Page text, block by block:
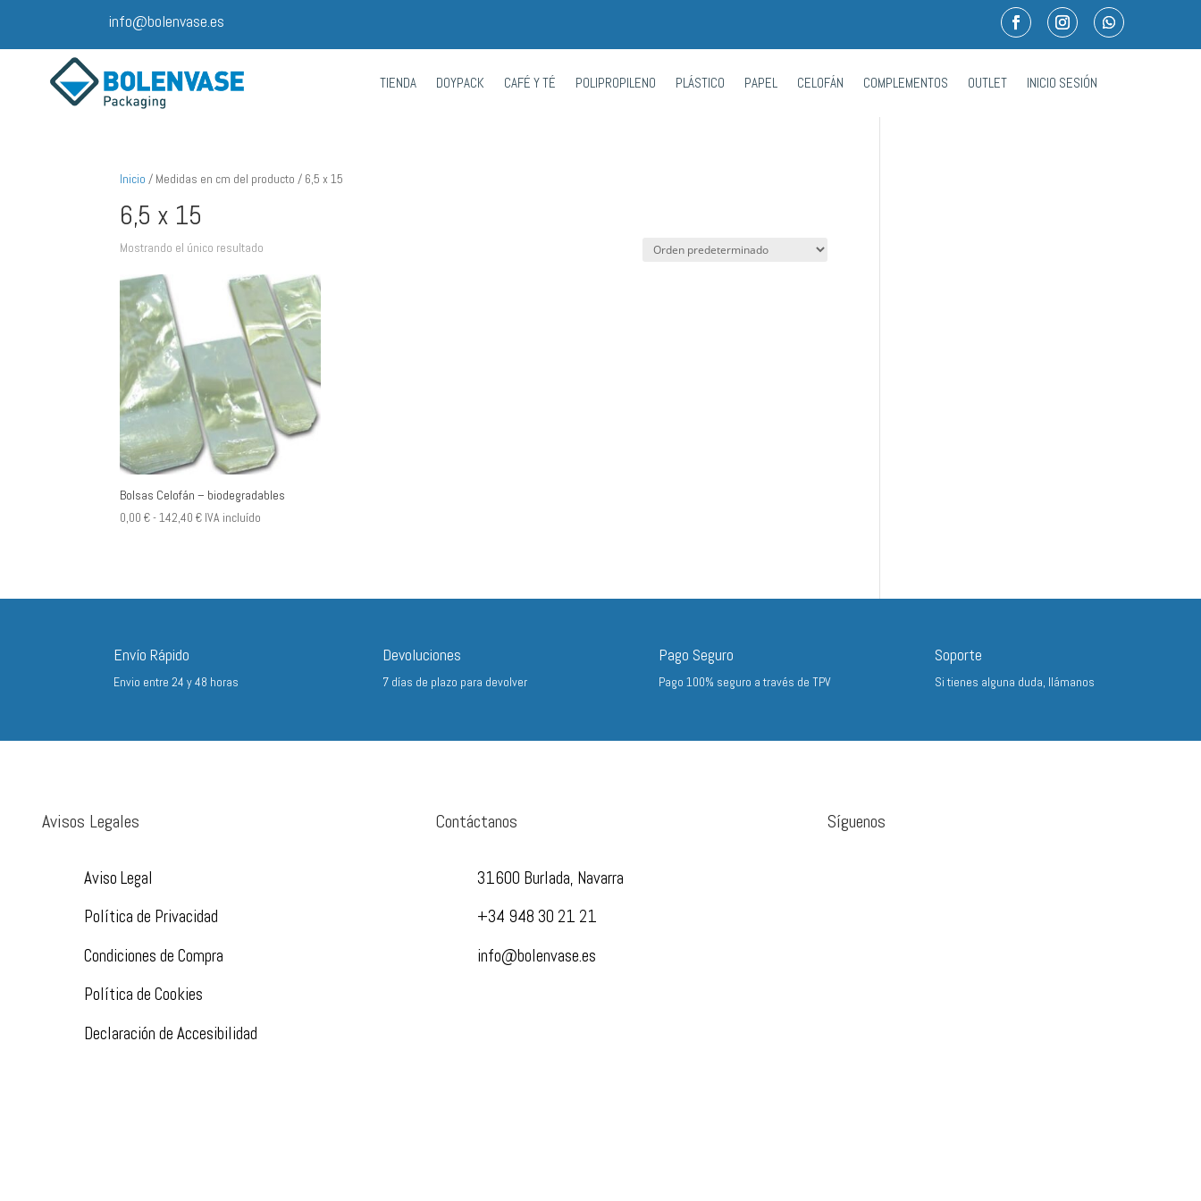
info@bolenvase.es
TIENDA DOYPACK CAFÉ Y TÉ POLIPROPILENO PLÁSTICO PAPEL CELOFÁN COMPLEMENTOS OUTLET INICIO SESIÓN
Inicio / Medidas en cm del producto / 6,5 x 15
6,5 x 15
Mostrando el único resultado
Bolsas Celofán – biodegradables
0,00€-142,40€Rango
0,00 €
IVA incluído
Envío Rápido
Envio entre 24 y 48 horas
Devoluciones
7 días de plazo para devolver
Pago Seguro
Pago 100% seguro a través de TPV
Soporte
Si tienes alguna duda, llámanos
Avisos Legales
Aviso Legal
Política de Privacidad
Condiciones de Compra
Política de Cookies
Declaración de Accesibilidad
Contáctanos
31600 Burlada, Navarra
+34 948 30 21 21
info@bolenvase.es
Síguenos